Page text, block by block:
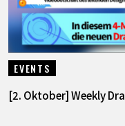
EVENTS
[2. Oktober] Weekly